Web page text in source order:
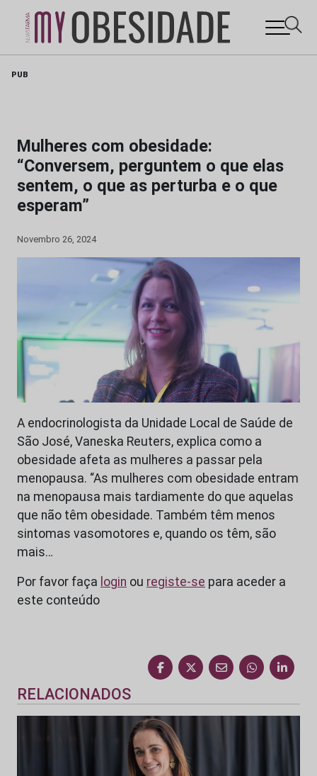
PUB
Mulheres com obesidade:
“Conversem, perguntem o que elas
sentem, o que as perturba e o que
esperam”
Novembro 26, 2024
A endocrinologista da Unidade Local de Saúde de
São José, Vaneska Reuters, explica como a
obesidade afeta as mulheres a passar pela
menopausa. “As mulheres com obesidade entram
na menopausa mais tardiamente do que aquelas
que não têm obesidade. Também têm menos
sintomas vasomotores e, quando os têm, são
mais…
Por favor faça login ou registe-se para aceder a
este conteúdo
RELACIONADOS